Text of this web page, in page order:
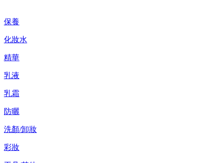
保養
化妝水
精華
乳液
乳霜
防曬
洗顏/卸妝
彩妝